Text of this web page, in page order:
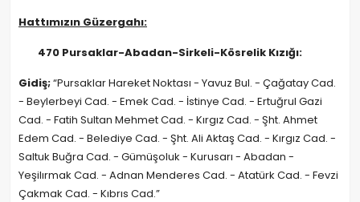
Hattımızın Güzergahı:
470 Pursaklar-Abadan-Sirkeli-Kösrelik Kızığı:
Gidiş;“Pursaklar Hareket Noktası - Yavuz Bul. - Çağatay Cad.
- Beylerbeyi Cad. - Emek Cad. - İstinye Cad. - Ertuğrul Gazi
Cad. - Fatih Sultan Mehmet Cad. - Kırgız Cad. - Şht. Ahmet
Edem Cad. - Belediye Cad. - Şht. Ali Aktaş Cad. - Kırgız Cad. -
Saltuk Buğra Cad. - Gümüşoluk - Kurusarı - Abadan -
Yeşilırmak Cad. - Adnan Menderes Cad. - Atatürk Cad. - Fevzi
Çakmak Cad. - Kıbrıs Cad.”